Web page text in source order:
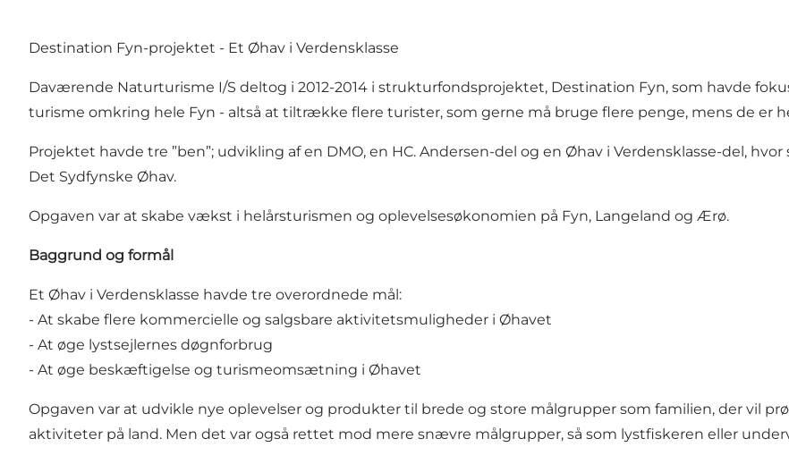
Destination Fyn-projektet - Et Øhav i Verdensklasse
Daværende Naturturisme I/S deltog i 2012-2014 i strukturfondsprojektet, Destination Fyn, som havde
turisme omkring hele Fyn - altså at tiltrække flere turister, som gerne må bruge flere penge, mens de er
Projektet havde tre ”ben”; udvikling af en DMO, en HC. Andersen-del og en Øhav i Verdensklasse-del,
Det Sydfynske Øhav.
Opgaven var at skabe vækst i helårsturismen og oplevelsesøkonomien på Fyn, Langeland og Ærø.
Baggrund og formål
Et Øhav i Verdensklasse havde tre overordnede mål:
- At skabe flere kommercielle og salgsbare aktivitetsmuligheder i Øhavet
- At øge lystsejlernes døgnforbrug
- At øge beskæftigelse og turismeomsætning i Øhavet
Opgaven var at udvikle nye oplevelser og produkter til brede og store målgrupper som familien, der vil
aktiviteter på land. Men det var også rettet mod mere snævre målgrupper, så som lystfiskeren eller